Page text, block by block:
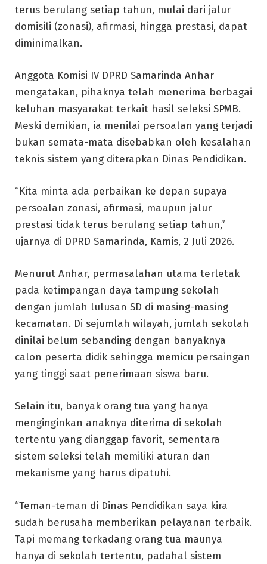
terus berulang setiap tahun, mulai dari jalur
domisili (zonasi), afirmasi, hingga prestasi, dapat
diminimalkan.
Anggota Komisi IV DPRD Samarinda Anhar
mengatakan, pihaknya telah menerima berbagai
keluhan masyarakat terkait hasil seleksi SPMB.
Meski demikian, ia menilai persoalan yang terjadi
bukan semata-mata disebabkan oleh kesalahan
teknis sistem yang diterapkan Dinas Pendidikan.
“Kita minta ada perbaikan ke depan supaya
persoalan zonasi, afirmasi, maupun jalur
prestasi tidak terus berulang setiap tahun,”
ujarnya di DPRD Samarinda, Kamis, 2 Juli 2026.
Menurut Anhar, permasalahan utama terletak
pada ketimpangan daya tampung sekolah
dengan jumlah lulusan SD di masing-masing
kecamatan. Di sejumlah wilayah, jumlah sekolah
dinilai belum sebanding dengan banyaknya
calon peserta didik sehingga memicu persaingan
yang tinggi saat penerimaan siswa baru.
Selain itu, banyak orang tua yang hanya
menginginkan anaknya diterima di sekolah
tertentu yang dianggap favorit, sementara
sistem seleksi telah memiliki aturan dan
mekanisme yang harus dipatuhi.
“Teman-teman di Dinas Pendidikan saya kira
sudah berusaha memberikan pelayanan terbaik.
Tapi memang terkadang orang tua maunya
hanya di sekolah tertentu, padahal sistem